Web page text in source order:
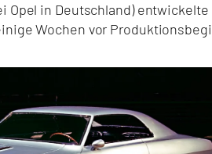
Opel in Deutschland) entwickelte
Wochen vor